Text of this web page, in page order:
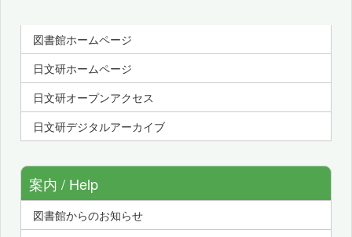
図書館ホームページ
日文研ホームページ
日文研オープンアクセス
日文研デジタルアーカイブ
案内 / Help
図書館からのお知らせ